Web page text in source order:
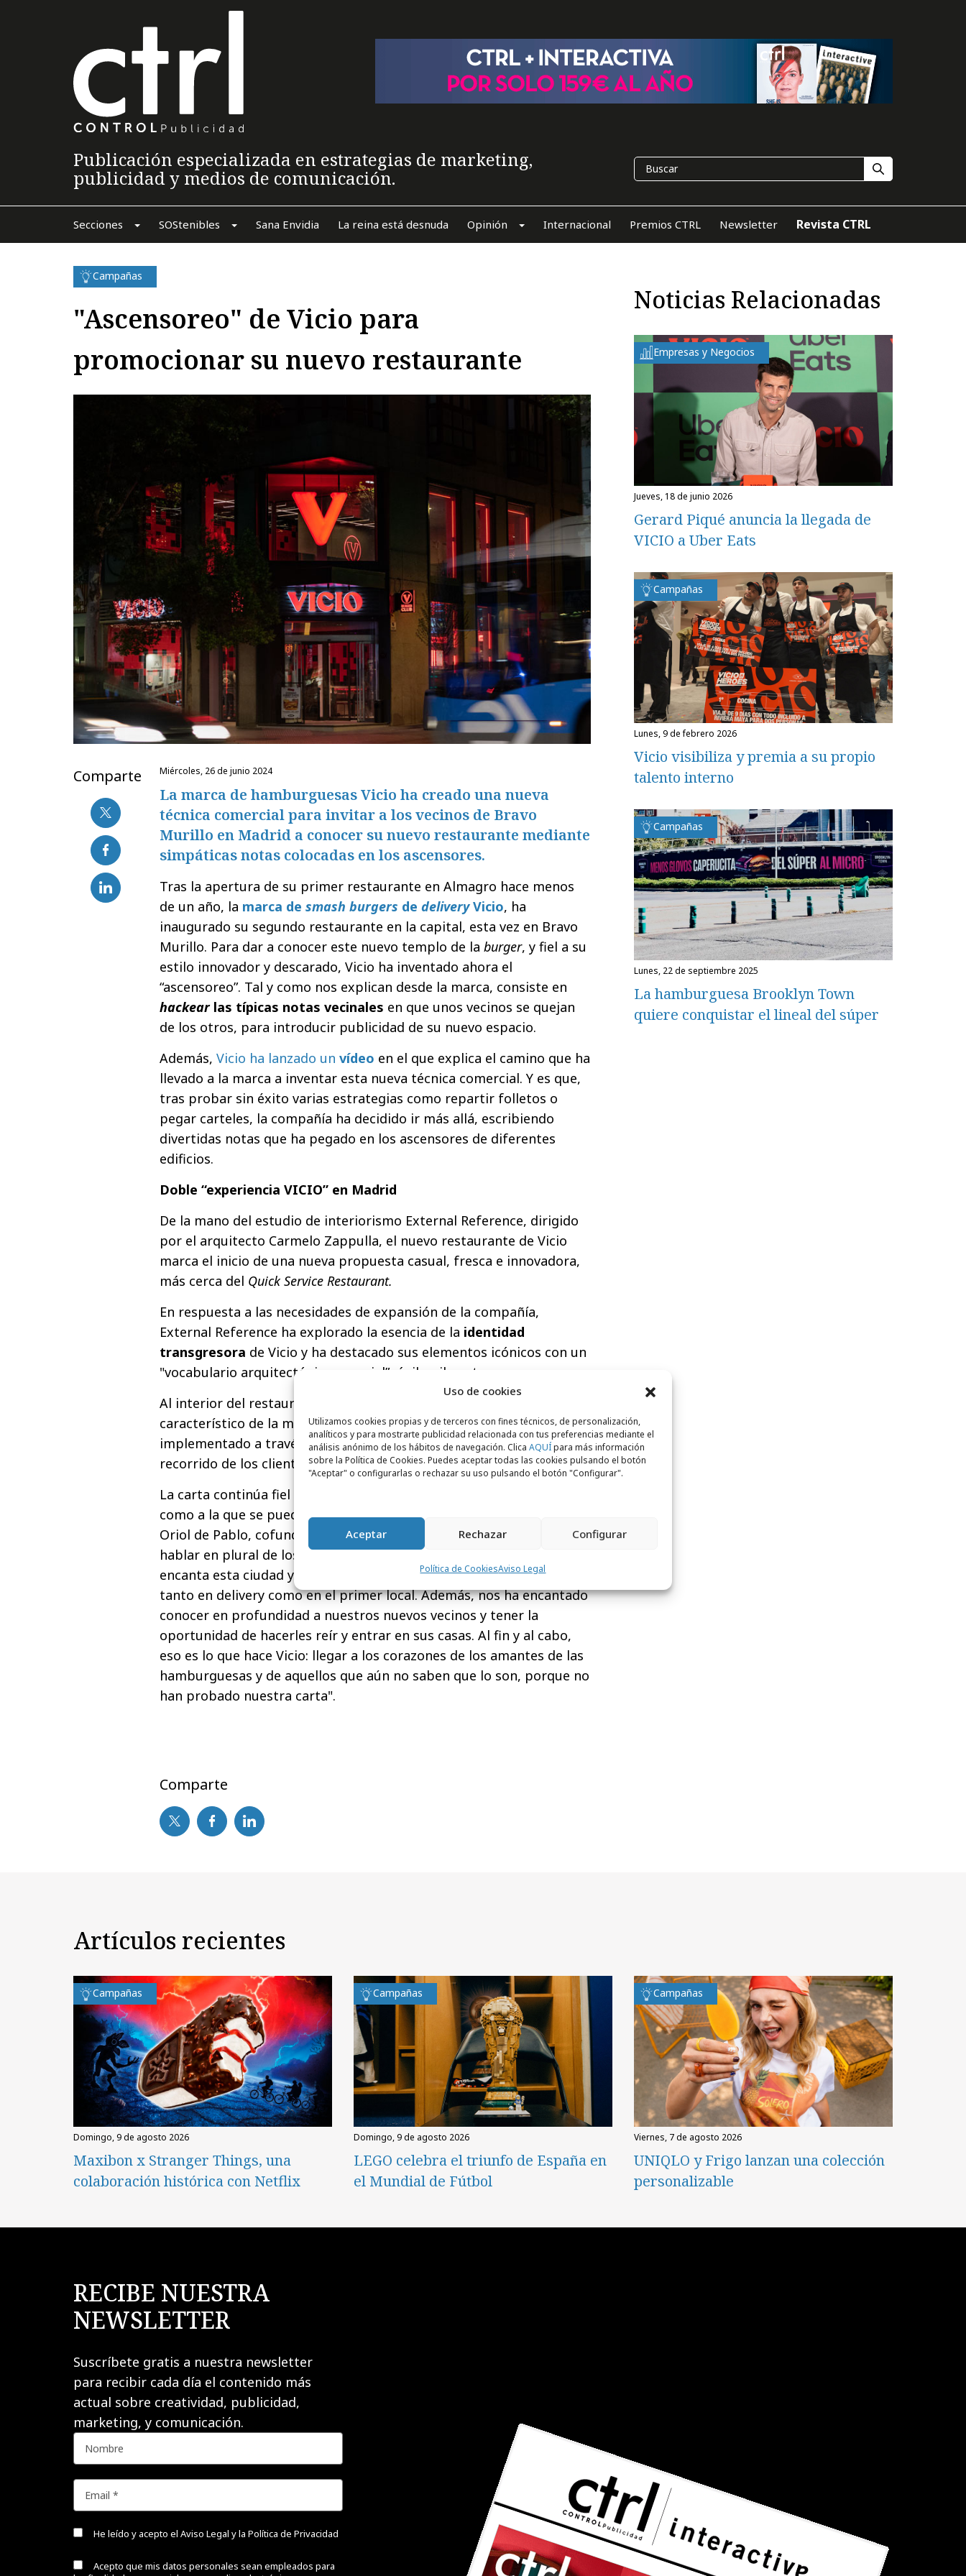
Uso de cookies
Utilizamos cookies propias y de terceros con fines técnicos, de personalización,
analíticos y para mostrarte publicidad relacionada con tus preferencias mediante el
análisis anónimo de los hábitos de navegación. Clica AQUÍpara más información
sobre la Política de Cookies. Puedes aceptar todas las cookies pulsando el botón
"Aceptar" o configurarlas o rechazar su uso pulsando el botón "Configurar".
Aceptar Rechazar Configurar
Política de CookiesAviso Legal
Publicación especializada en estrategias de marketing,
publicidad y medios de comunicación.
Secciones SOStenibles Sana Envidia La reina está desnuda Opinión Internacional Premios CTRL Newsletter Revista CTRL
Campañas
"Ascensoreo" de Vicio para
promocionar su nuevo restaurante
Comparte miércoles, 26 de junio 2024
La marca de hamburguesas Vicio ha creado una nueva
técnica comercial para invitar a los vecinos de Bravo
Murillo en Madrid a conocer su nuevo restaurante mediante
simpáticas notas colocadas en los ascensores.
Tras la apertura de su primer restaurante en Almagro hace menos
de un año, la marca de smash burgers de deliveryVicio, ha
inaugurado su segundo restaurante en la capital, esta vez en Bravo
Murillo. Para dar a conocer este nuevo templo de la burger, y fiel a su
estilo innovador y descarado, Vicio ha inventado ahora el
“ascensoreo”. Tal y como nos explican desde la marca, consiste en
hackearlas típicas notas vecinales en que unos vecinos se quejan
de los otros, para introducir publicidad de su nuevo espacio.
Además, Vicio ha lanzado un vídeo en el que explica el camino que ha
llevado a la marca a inventar esta nueva técnica comercial. Y es que,
tras probar sin éxito varias estrategias como repartir folletos o
pegar carteles, la compañía ha decidido ir más allá, escribiendo
divertidas notas que ha pegado en los ascensores de diferentes
edificios.
Doble “experiencia VICIO” en Madrid
De la mano del estudio de interiorismo External Reference, dirigido
por el arquitecto Carmelo Zappulla, el nuevo restaurante de Vicio
marca el inicio de una nueva propuesta casual, fresca e innovadora,
más cerca del Quick Service Restaurant.
En respuesta a las necesidades de expansión de la compañía,
External Reference ha explorado la esencia de la identidad
transgresora de Vicio y ha destacado sus elementos icónicos con un
"vocabulario arquitectónico esencial”, ágil y vibrante.
Al interior del restaurante el uso del
característico de la marca, se convierte en el foco principal,
implementado a través de composiciones de mosaicos que guían el
recorrido de los clientes a través del espacio.
La carta continúa fiel a su
como a la que se puede disfrutar en el resto de restaurantes Vicio.
Oriol de Pablo, cofundador y CEO de Vicio, señala que “es un orgullo
hablar en plural de los restaurantes VICIO que acoge Madrid. Nos
encanta esta ciudad y cómo nos ha arropado desde el primer día,
tanto en delivery como en el primer local. Además, nos ha encantado
conocer en profundidad a nuestros nuevos vecinos y tener la
oportunidad de hacerles reír y entrar en sus casas. Al fin y al cabo,
eso es lo que hace Vicio: llegar a los corazones de los amantes de las
hamburguesas y de aquellos que aún no saben que lo son, porque no
han probado nuestra carta".
Comparte
Noticias Relacionadas
Empresas y Negocios
jueves, 18 de junio 2026
Gerard Piqué anuncia la llegada de
VICIO a Uber Eats
Campañas
lunes, 9 de febrero 2026
Vicio visibiliza y premia a su propio
talento interno
Campañas
lunes, 22 de septiembre 2025
La hamburguesa Brooklyn Town
quiere conquistar el lineal del súper
Artículos recientes
Campañas
domingo, 9 de agosto 2026
Maxibon x Stranger Things, una
colaboración histórica con Netflix
Campañas
domingo, 9 de agosto 2026
LEGO celebra el triunfo de España en
el Mundial de Fútbol
Campañas
viernes, 7 de agosto 2026
UNIQLO y Frigo lanzan una colección
personalizable
RECIBE NUESTRA
NEWSLETTER
Suscríbete gratis a nuestra newsletter
para recibir cada día el contenido más
actual sobre creatividad, publicidad,
marketing, y comunicación.
He leído y acepto el Aviso Legal y la Política de Privacidad
Acepto que mis datos personales sean empleados para